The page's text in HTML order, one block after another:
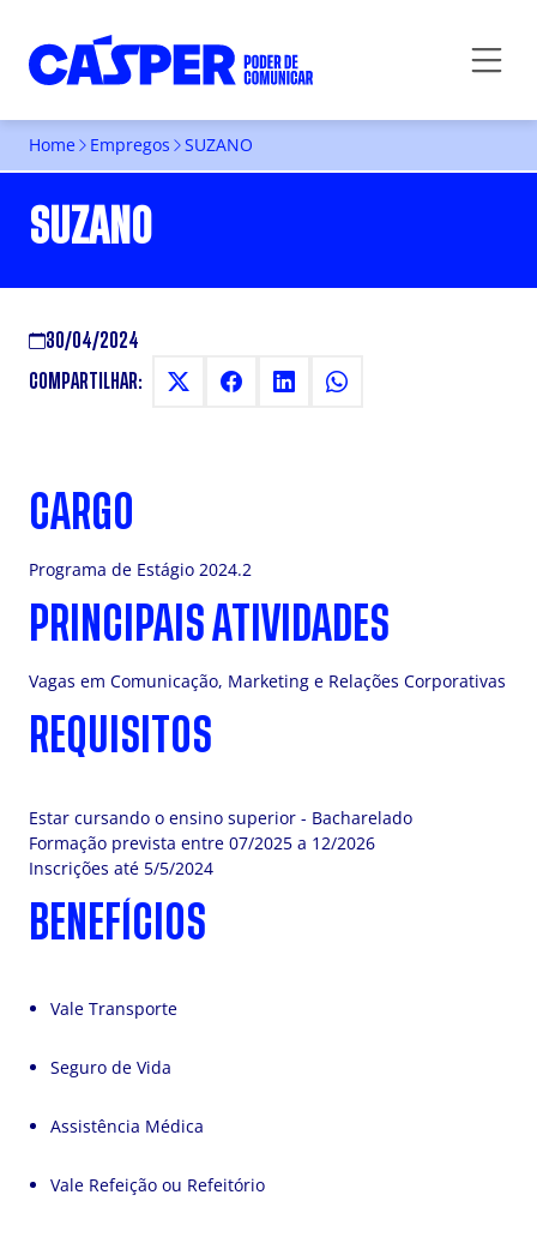
Home Empregos SUZANO
SUZANO
30/04/2024
COMPARTILHAR:
CARGO
Programa de Estágio 2024.2
PRINCIPAIS ATIVIDADES
Vagas em Comunicação, Marketing e Relações Corporativas
REQUISITOS
Estar cursando o ensino superior - Bacharelado
Formação prevista entre 07/2025 a 12/2026
Inscrições até 5/5/2024
BENEFÍCIOS
Vale Transporte
Seguro de Vida
Assistência Médica
Vale Refeição ou Refeitório